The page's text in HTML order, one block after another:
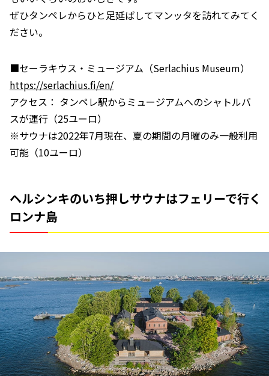
ぜひタンペレからひと足延ばしてマンッタを訪れてみてく
ださい。
■セーラキウス・ミュージアム（Serlachius Museum）
https://serlachius.fi/en/
アクセス： タンペレ駅からミュージアムへのシャトルバ
スが運行（25ユーロ）
※サウナは2022年7月現在、夏の期間の月曜のみ一般利用
可能（10ユーロ）
ヘルシンキのいち押しサウナはフェリーで行く
ロンナ島